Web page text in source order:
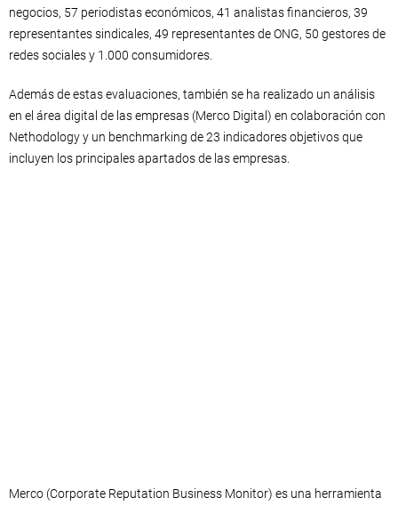
negocios, 57 periodistas económicos, 41 analistas financieros, 39
representantes sindicales, 49 representantes de ONG, 50 gestores de
redes sociales y 1.000 consumidores.
Además de estas evaluaciones, también se ha realizado un análisis
en el área digital de las empresas (Merco Digital) en colaboración con
Nethodology y un benchmarking de 23 indicadores objetivos que
incluyen los principales apartados de las empresas.
Merco (Corporate Reputation Business Monitor) es una herramienta